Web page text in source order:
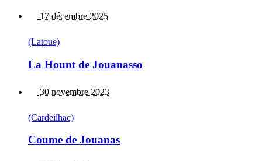
17 décembre 2025
(Latoue)
La Hount de Jouanasso
30 novembre 2023
(Cardeilhac)
Coume de Jouanas